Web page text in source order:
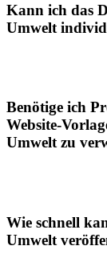
Kann ich das
Umwelt
Benötige ich
Website-
Umwelt zu
Wie schnell
Umwelt